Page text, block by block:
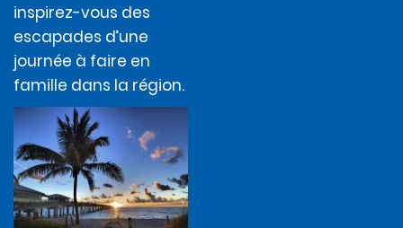
inspirez-vous des
escapades d’une
journée à faire en
famille dans la région.